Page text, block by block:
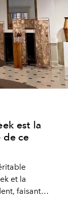
est la
ce
et la
faisant